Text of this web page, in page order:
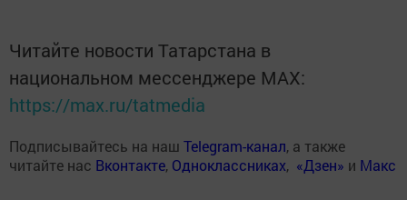
Читайте новости Татарстана в
национальном мессенджере MАХ:
https://max.ru/tatmedia
Подписывайтесь на наш Telegram-канал, а также
читайте нас Вконтакте, Одноклассниках, «Дзен» и Макс